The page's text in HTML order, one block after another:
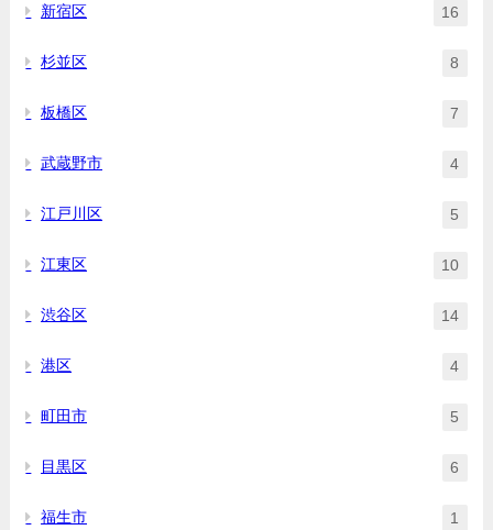
新宿区 16
杉並区 8
板橋区 7
武蔵野市 4
江戸川区 5
江東区 10
渋谷区 14
港区 4
町田市 5
目黒区 6
福生市 1